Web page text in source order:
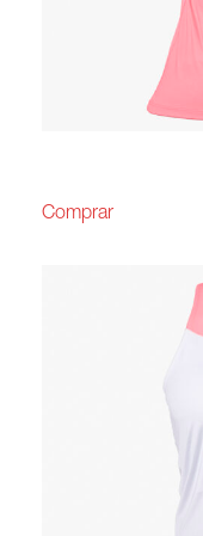
Comprar